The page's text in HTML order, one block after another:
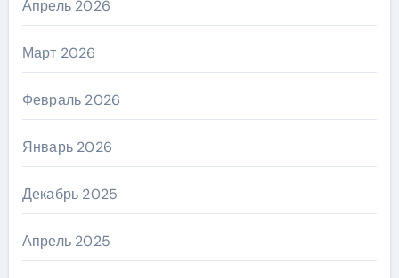
Апрель 2026
Март 2026
Февраль 2026
Январь 2026
Декабрь 2025
Апрель 2025